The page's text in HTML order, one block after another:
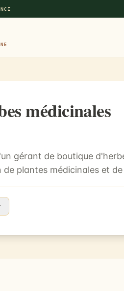
médicinales
gérant de boutique
plantes médicinales et